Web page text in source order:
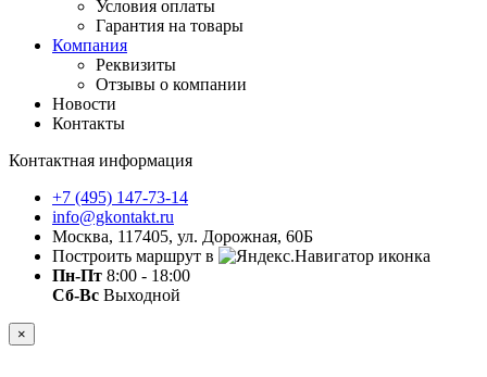
Условия оплаты
Гарантия на товары
Компания
Реквизиты
Отзывы о компании
Новости
Контакты
Контактная информация
+7 (495) 147-73-14
info@gkontakt.ru
Москва, 117405, ул. Дорожная, 60Б
Построить маршрут в
Пн-Пт 8:00 - 18:00
Сб-Вс Выходной
×